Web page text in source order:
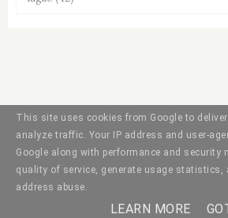
This site uses cookies from Google to
analyze traffic. Your IP address and user-
Google along with performance and security
quality of service, generate usage statistics,
address abuse.
LEARN MORE